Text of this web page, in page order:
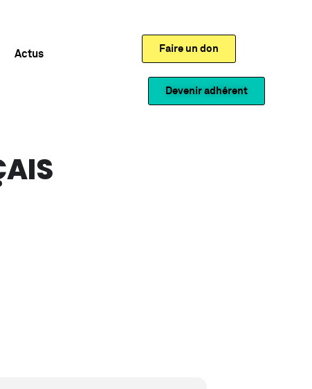
Actus Faire un don
Devenir adhérent